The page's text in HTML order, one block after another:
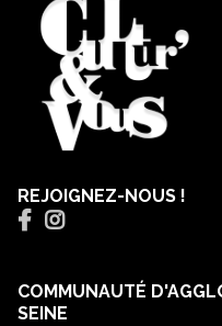
REJOIGNEZ-NOUS !
COMMUNAUTÉ
SEINE